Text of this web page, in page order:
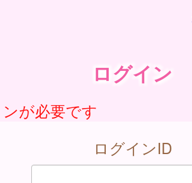
ログイン
が必要です
ログインID